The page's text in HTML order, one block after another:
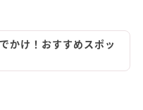
かけ！おすすめスポッ